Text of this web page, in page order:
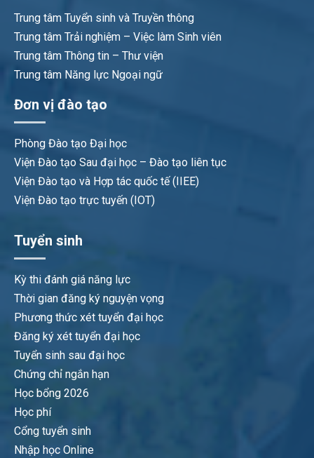
Trung tâm Tuyển sinh và Truyền thông
Trung tâm Trải nghiệm – Việc làm Sinh viên
Trung tâm Thông tin – Thư viện
Trung tâm Năng lực Ngoại ngữ
Đơn vị đào tạo
Phòng Đào tạo Đại học
Viện Đào tạo Sau đại học – Đào tạo liên tục
Viện Đào tạo và Hợp tác quốc tế (IIEE)
Viện Đào tạo trực tuyến (IOT)
Tuyển sinh
Kỳ thi đánh giá năng lực
Thời gian đăng ký nguyện vọng
Phương thức xét tuyển đại học
Đăng ký xét tuyển đại học
Tuyển sinh sau đại học
Chứng chỉ ngắn hạn
Học bổng 2026
Học phí
Cổng tuyển sinh
Nhập học Online